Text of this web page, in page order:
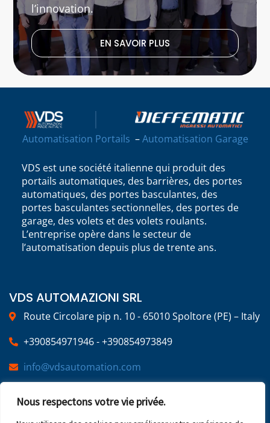
Nous respectons votre vie privée.
l’innovation.
EN SAVOIR PLUS
Automatisation Portails –Automatisation Garage
VDS est une société italienne qui produit des
portails automatiques, des barrières, des portes
automatiques, des portes basculantes, des
portes basculantes sectionnelles, des portes de
garage, des volets et des volets roulants.
L’entreprise opère dans le secteur de
l’automatisation depuis plus de trente ans.
VDS AUTOMAZIONI SRL
Route Circolare pip n. 10 - 65010 Spoltore (PE) – Italy
+390854971946 - +390854973849
info@vdsautomation.com
SOCIAL